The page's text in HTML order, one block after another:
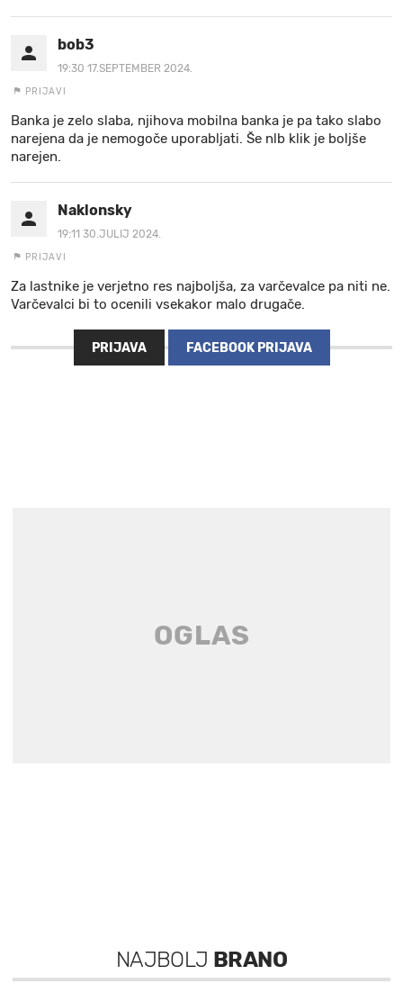
bob3
19:30 17.SEPTEMBER 2024.
PRIJAVI
Banka je zelo slaba, njihova mobilna banka je pa tako slabo
narejena da je nemogoče uporabljati. Še nlb klik je boljše
narejen.
Naklonsky
19:11 30.JULIJ 2024.
PRIJAVI
Za lastnike je verjetno res najboljša, za varčevalce pa niti ne.
Varčevalci bi to ocenili vsekakor malo drugače.
PRIJAVA FACEBOOK PRIJAVA
NAJBOLJ BRANO